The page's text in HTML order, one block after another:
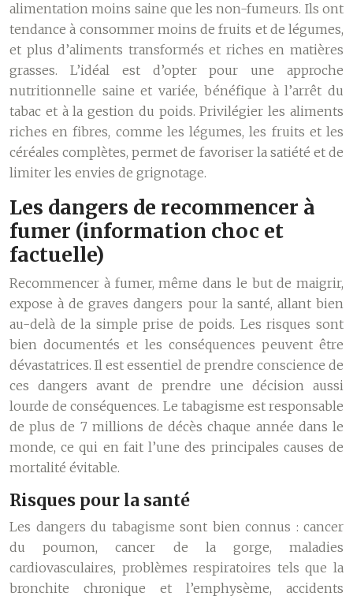
alimentation moins saine que les non-fumeurs. Ils ont
tendance à consommer moins de fruits et de légumes,
et plus d’aliments transformés et riches en matières
grasses. L’idéal est d’opter pour une approche
nutritionnelle saine et variée, bénéfique à l’arrêt du
tabac et à la gestion du poids. Privilégier les aliments
riches en fibres, comme les légumes, les fruits et les
céréales complètes, permet de favoriser la satiété et de
limiter les envies de grignotage.
Les dangers de recommencer à
fumer (information choc et
factuelle)
Recommencer à fumer, même dans le but de maigrir,
expose à de graves dangers pour la santé, allant bien
au-delà de la simple prise de poids. Les risques sont
bien documentés et les conséquences peuvent être
dévastatrices. Il est essentiel de prendre conscience de
ces dangers avant de prendre une décision aussi
lourde de conséquences. Le tabagisme est responsable
de plus de 7 millions de décès chaque année dans le
monde, ce qui en fait l’une des principales causes de
mortalité évitable.
Risques pour la santé
Les dangers du tabagisme sont bien connus : cancer
du poumon, cancer de la gorge, maladies
cardiovasculaires, problèmes respiratoires tels que la
bronchite chronique et l’emphysème, accidents